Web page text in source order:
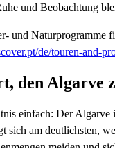
und Beobachtung
und Naturprogramme
de/touren-and-
den Algarve
einfach: Der Algarve
sich am deutlichsten,